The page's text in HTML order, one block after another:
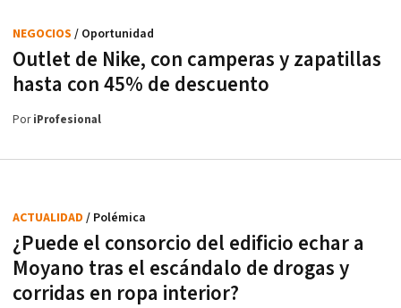
Outlet de Nike, con camperas y zapatillas
hasta con 45% de descuento
NEGOCIOS / Oportunidad
PoriProfesional
¿Puede el consorcio del edificio echar a
Moyano tras el escándalo de drogas y
corridas en ropa interior?
ACTUALIDAD / Polémica